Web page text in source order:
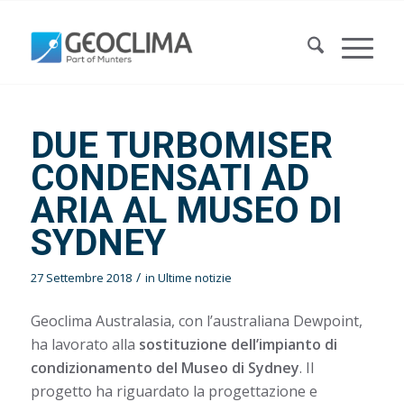
DUE TURBOMISER
CONDENSATI AD
ARIA AL MUSEO DI
SYDNEY
27 Settembre 2018 / in Ultime notizie
Geoclima Australasia, con l’australiana Dewpoint,
ha lavorato alla sostituzione dell’impianto di
condizionamento del Museo di Sydney. Il
progetto ha riguardato la progettazione e